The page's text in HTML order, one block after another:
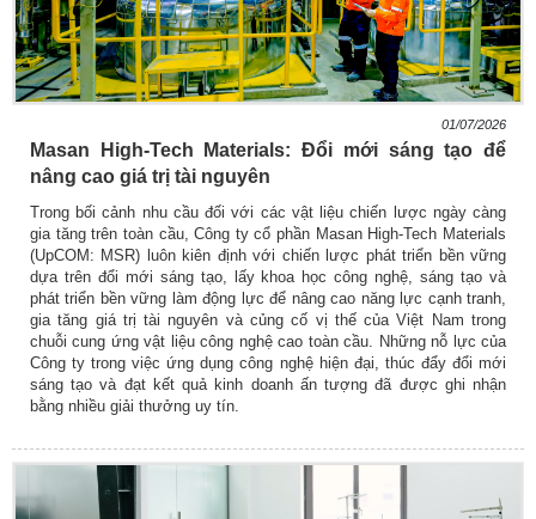
01/07/2026
Masan High-Tech Materials: Đổi mới sáng tạo để
nâng cao giá trị tài nguyên
Trong bối cảnh nhu cầu đối với các vật liệu chiến lược ngày càng
gia tăng trên toàn cầu, Công ty cổ phần Masan High-Tech Materials
(UpCOM: MSR) luôn kiên định với chiến lược phát triển bền vững
dựa trên đổi mới sáng tạo, lấy khoa học công nghệ, sáng tạo và
phát triển bền vững làm động lực để nâng cao năng lực cạnh tranh,
gia tăng giá trị tài nguyên và củng cố vị thế của Việt Nam trong
chuỗi cung ứng vật liệu công nghệ cao toàn cầu. Những nỗ lực của
Công ty trong việc ứng dụng công nghệ hiện đại, thúc đẩy đổi mới
sáng tạo và đạt kết quả kinh doanh ấn tượng đã được ghi nhận
bằng nhiều giải thưởng uy tín.